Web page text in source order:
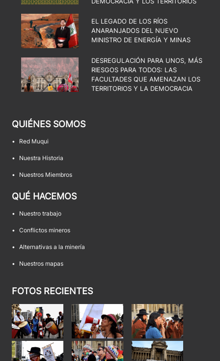
EL LEGADO DE LOS RÍOS
ANARANJADOS DEL NUEVO
MINISTRO DE ENERGÍA Y MINAS
DESREGULACIÓN PARA UNOS, MÁS
RIESGOS PARA TODOS: LAS
FACULTADES QUE AMENAZAN LOS
TERRITORIOS Y LA DEMOCRACIA
QUIÉNES SOMOS
• Red Muqui
• Nuestra Historia
• Nuestros Miembros
QUÉ HACEMOS
• Nuestro trabajo
• Conflictos mineros
• Alternativas a la minería
• Nuestros mapas
FOTOS RECIENTES